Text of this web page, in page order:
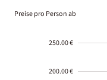
Preise pro Person ab
250.00 €
200.00 €